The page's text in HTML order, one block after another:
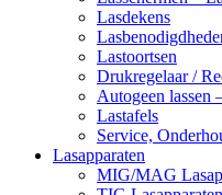
Lasdekens
Lastoortsen
Drukregelaar /
Autogeen lassen
Lastafels
Service,
Lasapparaten
MIG/MAG